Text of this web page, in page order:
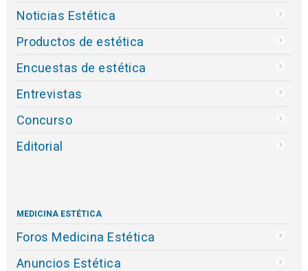
Noticias Estética
Productos de estética
Encuestas de estética
Entrevistas
Concurso
Editorial
MEDICINA ESTÉTICA
Foros Medicina Estética
Anuncios Estética